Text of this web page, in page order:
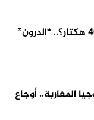
بعد أن أتت النيران على 400 هكتار؟.. “الدرون”
المغاربة.. أوجاع